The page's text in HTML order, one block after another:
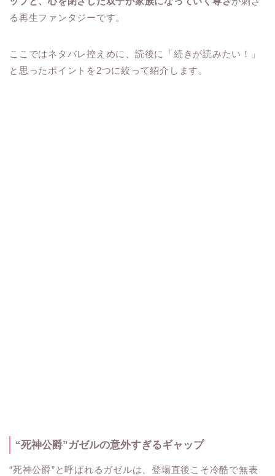
る再生ファンタジーです。
ここではネタバレ控えめに、読後に「続きが読みたい！」
と思ったポイントを2つに絞って紹介します。
“死神公爵”ガゼルの意外すぎるギャップ
“死神公爵”と呼ばれるガゼルは、登場直後こそ冷酷で無表